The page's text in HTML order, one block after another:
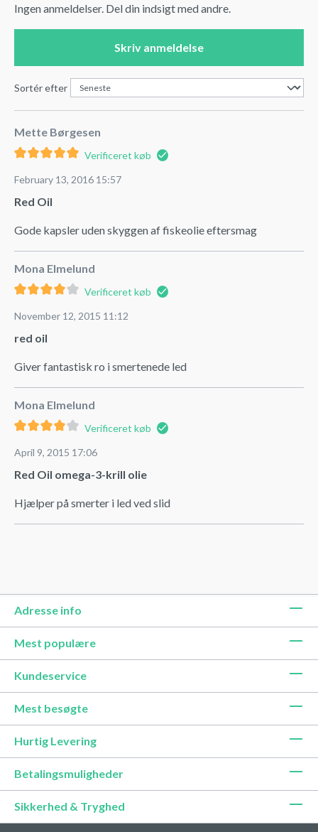
Ingen anmeldelser. Del din indsigt med andre.
Skriv anmeldelse
Sortér efter
Mette Børgesen
Verificeret køb
February 13, 2016 15:57
Red Oil
Gode kapsler uden skyggen af fiskeolie eftersmag
Mona Elmelund
Verificeret køb
November 12, 2015 11:12
red oil
Giver fantastisk ro i smertenede led
Mona Elmelund
Verificeret køb
April 9, 2015 17:06
Red Oil omega-3-krill olie
Hjælper på smerter i led ved slid
Adresse info
Mest populære
Kundeservice
Mest besøgte
Hurtig Levering
Betalingsmuligheder
Sikkerhed & Tryghed